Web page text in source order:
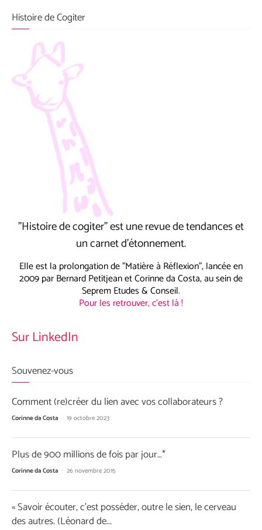
Histoire de Cogiter
"Histoire de cogiter" est une revue de tendances et
un carnet d’étonnement.
Elle est la prolongation de "Matière à Réflexion", lancée en
2009 par Bernard Petitjean et Corinne da Costa, au sein de
Seprem Etudes & Conseil.
Pour les retrouver, c'est là !
Sur LinkedIn
Souvenez-vous
Comment (re)créer du lien avec vos collaborateurs ?
Corinne da Costa - 19 octobre 2023
Plus de 900 millions de fois par jour…*
Corinne da Costa - 26 novembre 2015
« Savoir écouter, c’est posséder, outre le sien, le cerveau
des autres. (Léonard de...